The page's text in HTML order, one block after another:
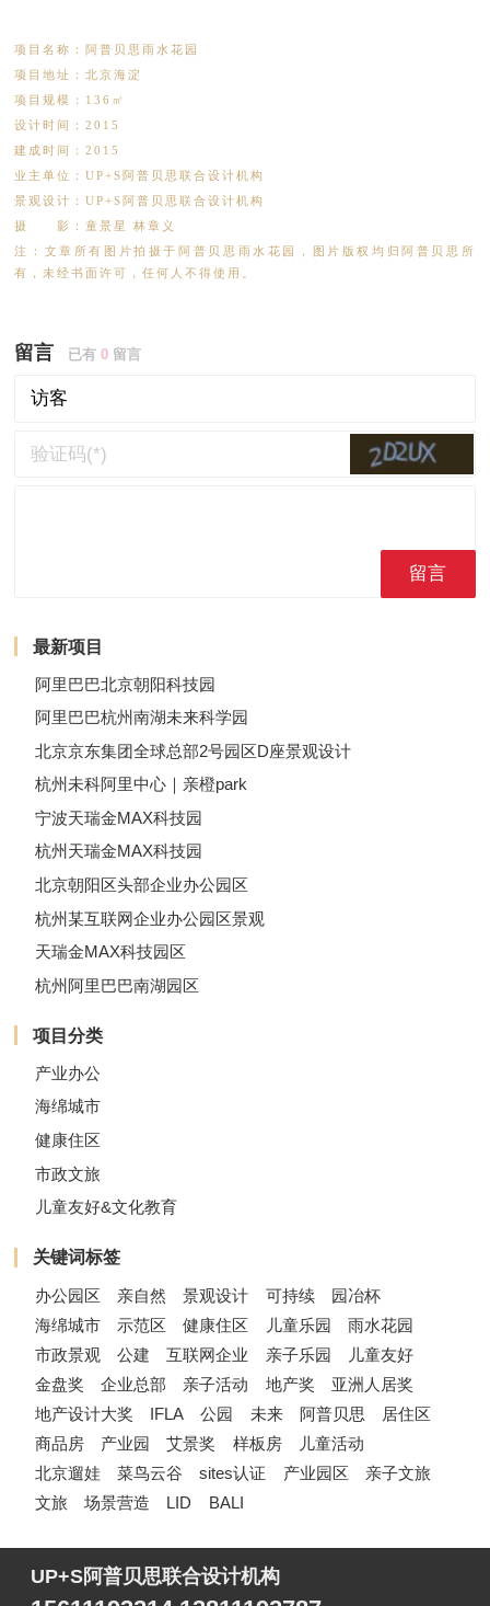
项目名称：阿普贝思雨水花园
项目地址：北京海淀
项目规模：136㎡
设计时间：2015
建成时间：2015
业主单位：UP+S阿普贝思联合设计机构
景观设计：UP+S阿普贝思联合设计机构
摄 影：童景星 林章义
注：文章所有图片拍摄于阿普贝思雨水花园，图片版权均归阿普贝思所
有，未经书面许可，任何人不得使用。
留言 已有 0留言
留言
最新项目
阿里巴巴北京朝阳科技园
阿里巴巴杭州南湖未来科学园
北京京东集团全球总部2号园区D座景观设计
杭州未科阿里中心｜亲橙park
宁波天瑞金MAX科技园
杭州天瑞金MAX科技园
北京朝阳区头部企业办公园区
杭州某互联网企业办公园区景观
天瑞金MAX科技园区
杭州阿里巴巴南湖园区
项目分类
产业办公
海绵城市
健康住区
市政文旅
儿童友好&文化教育
关键词标签
办公园区 亲自然 景观设计 可持续
园冶杯
海绵城市
示范区 健康住区 儿童乐园
雨水花园
市政景观
公建 互联网企业 亲子乐园
儿童友好
金盘奖
企业总部 亲子活动 地产奖
亚洲人居奖
地产设计大奖
IFLA 公园 未来 阿普贝思
居住区
商品房
产业园 艾景奖 样板房
儿童活动
北京遛娃
菜鸟云谷 sites认证 产业园区
亲子文旅
文旅
场景营造 LID BALI
UP+S阿普贝思联合设计机构